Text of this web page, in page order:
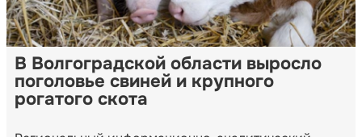
В Волгоградской области выросло
поголовье свиней и крупного
рогатого скота